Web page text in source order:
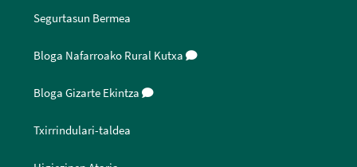
Segurtasun Bermea
Bloga Nafarroako Rural Kutxa
Bloga Gizarte Ekintza
Txirrindulari-taldea